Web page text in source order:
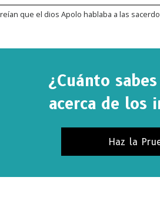
que el dios Apolo hablaba a las
¿Cuánto
acerca de los
Haz la
ENCONTRAR